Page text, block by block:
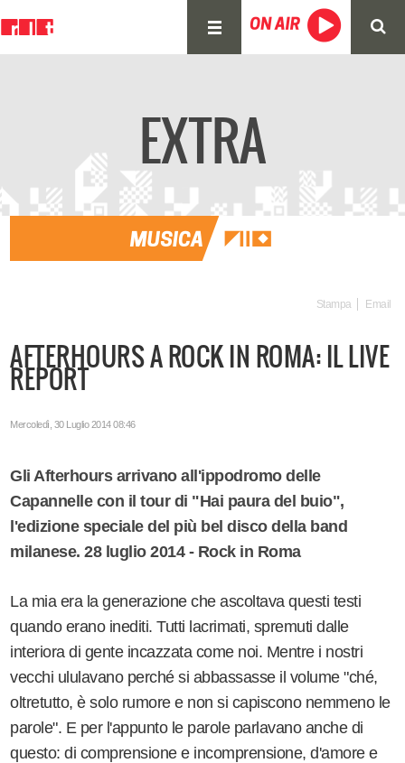
EXTRA
Stampa Email
AFTERHOURS A ROCK IN ROMA: IL LIVE
REPORT
Mercoledì, 30 Luglio 2014 08:46
Gli Afterhours arrivano all'ippodromo delle
Capannelle con il tour di "Hai paura del buio",
l'edizione speciale del più bel disco della band
milanese. 28 luglio 2014 - Rock in Roma
La mia era la generazione che ascoltava questi testi
quando erano inediti. Tutti lacrimati, spremuti dalle
interiora di gente incazzata come noi. Mentre i nostri
vecchi ululavano perché si abbassasse il volume "ché,
oltretutto, è solo rumore e non si capiscono nemmeno le
parole". E per l'appunto le parole parlavano anche di
questo: di comprensione e incomprensione, d'amore e